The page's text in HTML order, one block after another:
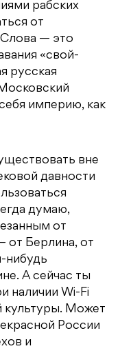
рабских
от
— это
«свой-
русская
империю, как
вне
давности
думаю,
от
от Берлина, от
нибудь
А сейчас ты
наличии Wi-Fi
культуры. Может
России
и